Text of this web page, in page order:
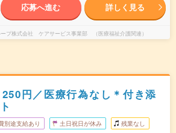
応募へ進む 詳しく見る
ープ株式会社 ケアサービス事業部 （医療福祉介護関連）
円／医療行為なし＊付き添
別途支給あり 土日祝日が休み 残業なし